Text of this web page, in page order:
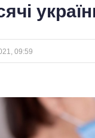
09:59